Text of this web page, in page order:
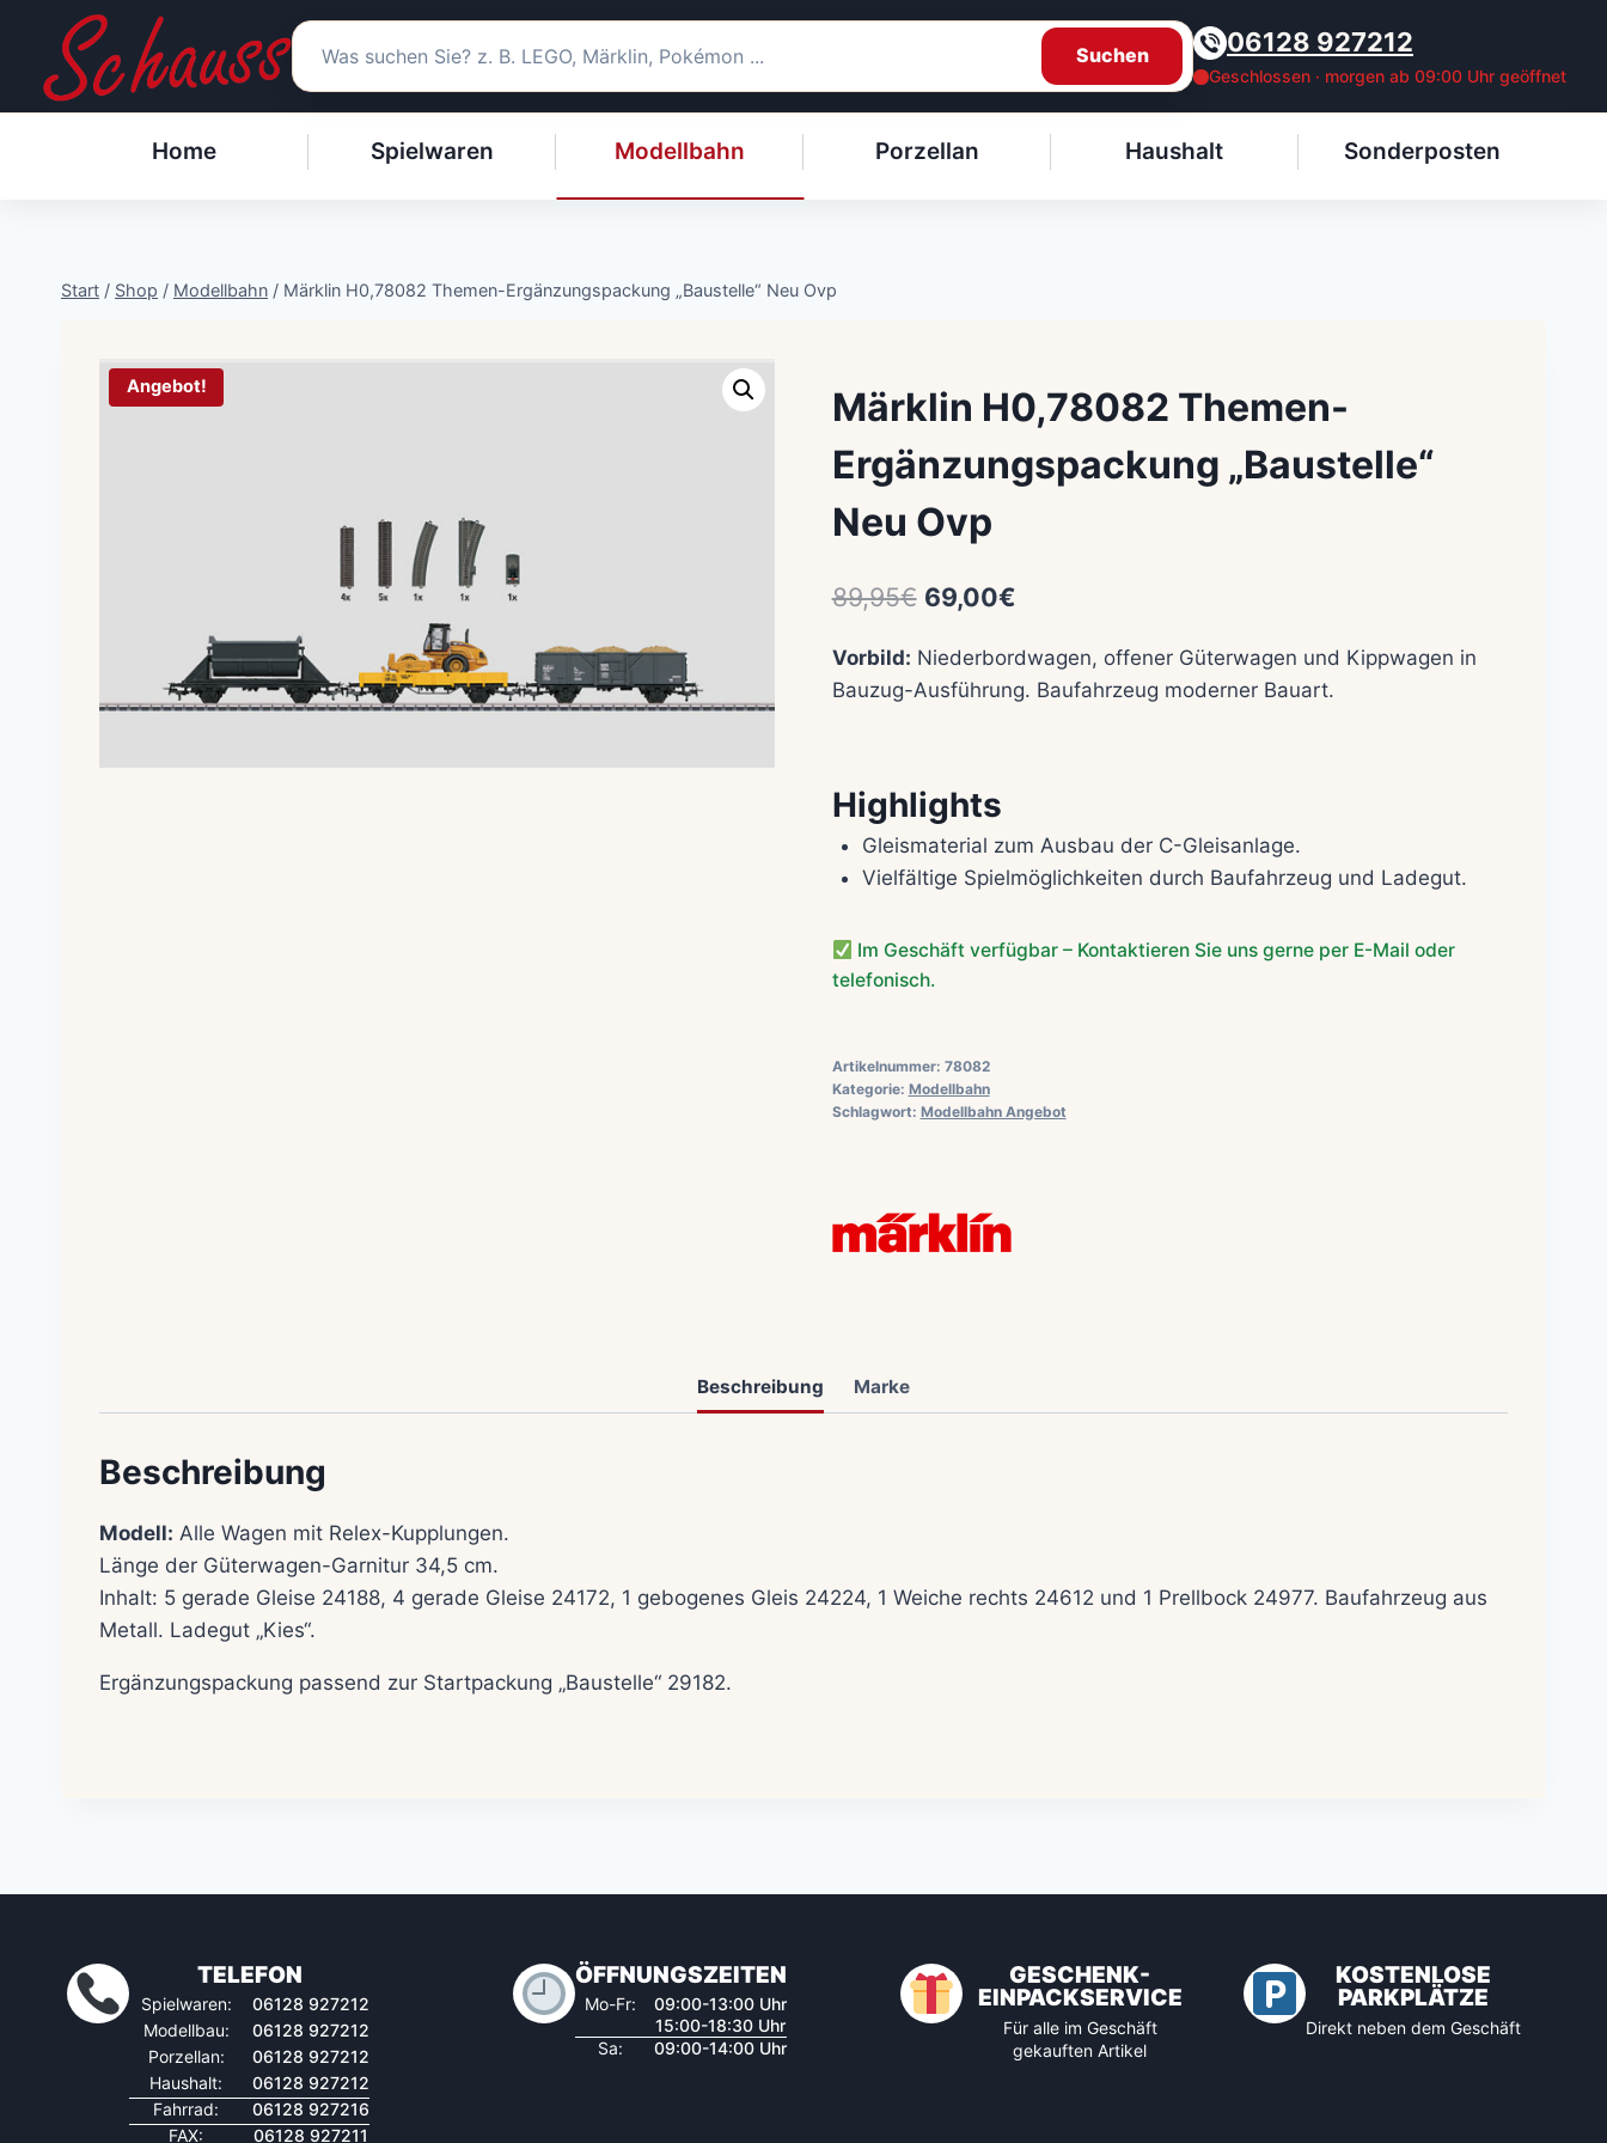
springen
Suchen 06128 927212
Geschlossen · morgen ab 09:00 Uhr geöffnet
Home Spielwaren Modellbahn Porzellan Haushalt Sonderposten
Start / Shop / Modellbahn / Märklin H0,78082 Themen-Ergänzungspackung „Baustelle“ Neu Ovp
Angebot!
Märklin H0,78082 Themen-
Ergänzungspackung „Baustelle“
Neu Ovp
89,95€ Ursprünglicher
war:
69,00€Aktueller
ist:
Vorbild: Niederbordwagen, offener Güterwagen und Kippwagen in
Bauzug-Ausführung. Baufahrzeug moderner Bauart.
Highlights
Gleismaterial zum Ausbau der C-Gleisanlage.
Vielfältige Spielmöglichkeiten durch Baufahrzeug und Ladegut.
Im Geschäft verfügbar – Kontaktieren Sie uns gerne per E-Mail oder
telefonisch.
Artikelnummer: 78082
Kategorie: Modellbahn
Schlagwort: Modellbahn Angebot
Beschreibung Marke
Beschreibung
Modell: Alle Wagen mit Relex-Kupplungen.
Länge der Güterwagen-Garnitur 34,5 cm.
Inhalt: 5 gerade Gleise 24188, 4 gerade Gleise 24172, 1 gebogenes Gleis 24224, 1 Weiche rechts 24612 und 1 Prellbock 24977. Baufahrzeug aus
Metall. Ladegut „Kies“.
Ergänzungspackung passend zur Startpackung „Baustelle“ 29182.
TELEFON
Spielwaren:
06128 927212
Modellbau:
06128 927212
Porzellan:
06128 927212
Haushalt:
06128 927212
Fahrrad:
06128 927216
FAX:
06128 927211
ÖFFNUNGSZEITEN
Mo-Fr:
09:00-13:00 Uhr
15:00-18:30 Uhr
Sa:
09:00-14:00 Uhr
GESCHENK-
EINPACKSERVICE
Für alle im Geschäft
gekauften Artikel
KOSTENLOSE
PARKPLÄTZE
Direkt neben dem Geschäft